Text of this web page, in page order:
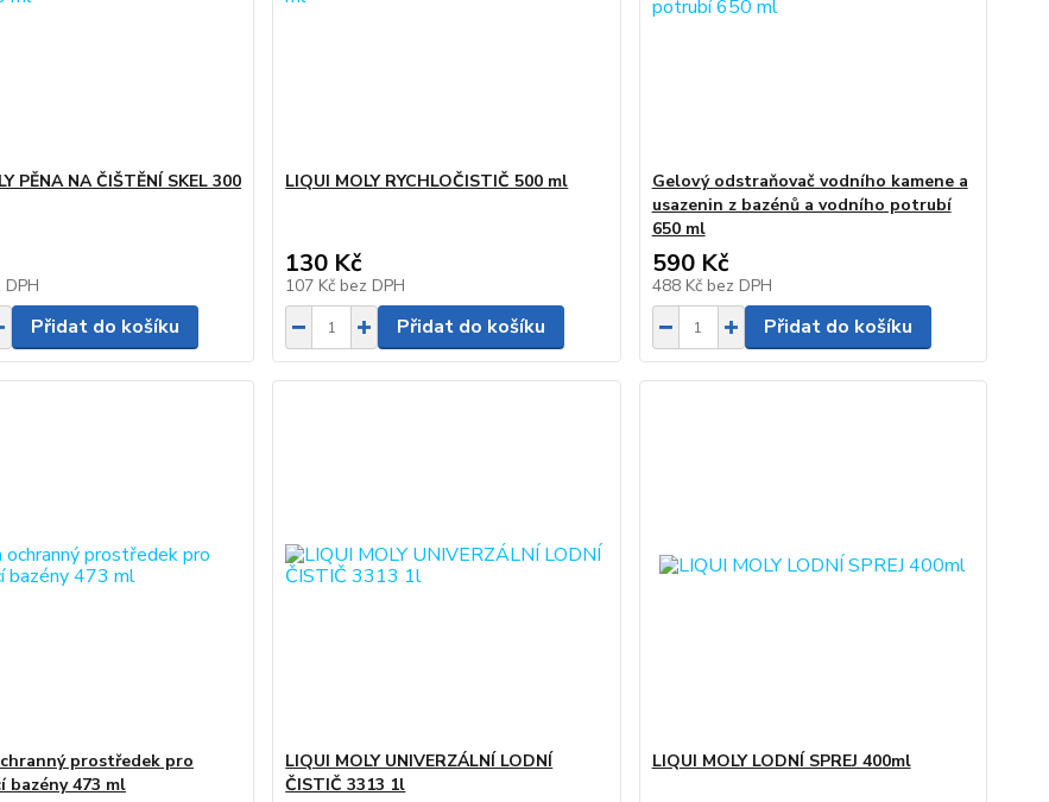
PĚNA NA ČIŠTĚNÍ SKEL 300
DPH
Přidat do košíku
LIQUI MOLY RYCHLOČISTIČ 500 ml
130 Kč
107 Kč bez DPH
Přidat do košíku
Gelový odstraňovač vodního kamene a
usazenin z bazénů a vodního potrubí
650 ml
590 Kč
488 Kč bez DPH
Přidat do košíku
prostředek pro
bazény 473 ml
LIQUI MOLY UNIVERZÁLNÍ LODNÍ
ČISTIČ 3313 1l
LIQUI MOLY LODNÍ SPREJ 400ml